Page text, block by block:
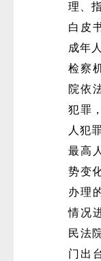
理、
白皮
成年
检察
院依
犯罪
人犯
最高
势变
办理
情况
民法
门出